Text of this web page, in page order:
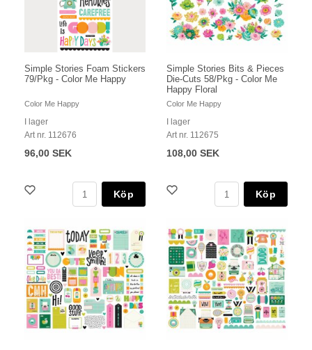
Simple Stories Foam Stickers
79/Pkg - Color Me Happy
Color Me Happy
I lager
Art nr. 112676
96,00 SEK
Köp
Simple Stories Bits & Pieces
Die-Cuts 58/Pkg - Color Me
Happy Floral
Color Me Happy
I lager
Art nr. 112675
108,00 SEK
Köp